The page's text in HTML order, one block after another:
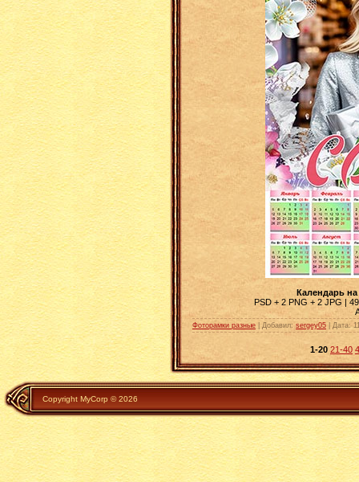
Календарь
PSD + 2 PNG + 2 JPG |
Фоторамки разные | Добавил: sergey05 Дата:
1-20 21-40
Copyright MyCorp © 2026